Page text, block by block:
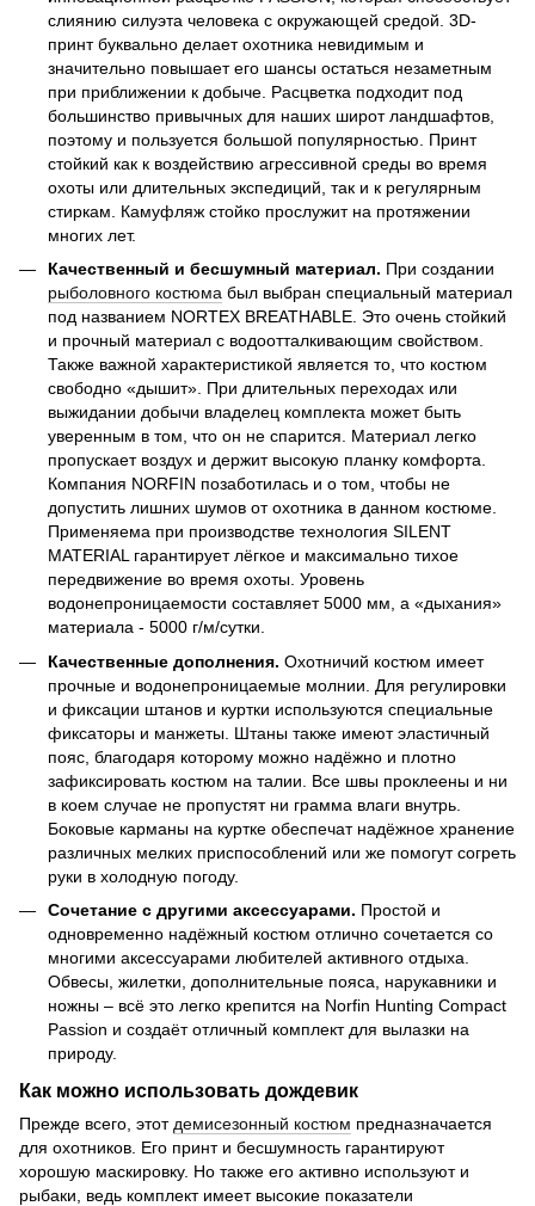
слиянию силуэта человека с окружающей средой. 3D-
принт буквально делает охотника невидимым и
значительно повышает его шансы остаться незаметным
при приближении к добыче. Расцветка подходит под
большинство привычных для наших широт ландшафтов,
поэтому и пользуется большой популярностью. Принт
стойкий как к воздействию агрессивной среды во время
охоты или длительных экспедиций, так и к регулярным
стиркам. Камуфляж стойко прослужит на протяжении
многих лет.
Качественный и бесшумный материал. При создании
рыболовного костюма был выбран специальный материал
под названием NORTEX BREATHABLE. Это очень стойкий
и прочный материал с водоотталкивающим свойством.
Также важной характеристикой является то, что костюм
свободно «дышит». При длительных переходах или
выжидании добычи владелец комплекта может быть
уверенным в том, что он не спарится. Материал легко
пропускает воздух и держит высокую планку комфорта.
Компания NORFIN позаботилась и о том, чтобы не
допустить лишних шумов от охотника в данном костюме.
Применяема при производстве технология SILENT
MATERIAL гарантирует лёгкое и максимально тихое
передвижение во время охоты. Уровень
водонепроницаемости составляет 5000 мм, а «дыхания»
материала - 5000 г/м/сутки.
Качественные дополнения. Охотничий костюм имеет
прочные и водонепроницаемые молнии. Для регулировки
и фиксации штанов и куртки используются специальные
фиксаторы и манжеты. Штаны также имеют эластичный
пояс, благодаря которому можно надёжно и плотно
зафиксировать костюм на талии. Все швы проклеены и ни
в коем случае не пропустят ни грамма влаги внутрь.
Боковые карманы на куртке обеспечат надёжное хранение
различных мелких приспособлений или же помогут согреть
руки в холодную погоду.
Сочетание с другими аксессуарами. Простой и
одновременно надёжный костюм отлично сочетается со
многими аксессуарами любителей активного отдыха.
Обвесы, жилетки, дополнительные пояса, нарукавники и
ножны – всё это легко крепится на Norfin Hunting Compact
Passion и создаёт отличный комплект для вылазки на
природу.
Как можно использовать дождевик
Прежде всего, этот демисезонный костюм предназначается
для охотников. Его принт и бесшумность гарантируют
хорошую маскировку. Но также его активно используют и
рыбаки, ведь комплект имеет высокие показатели